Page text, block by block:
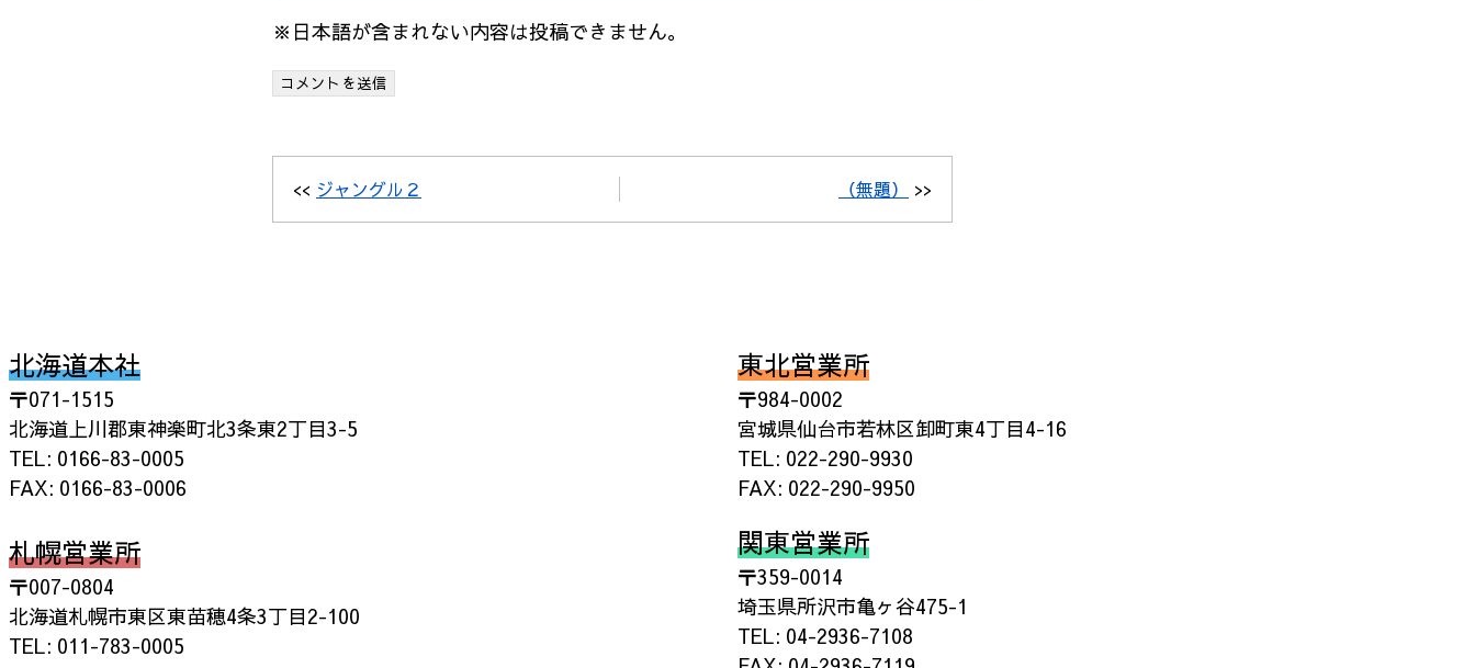
※日本語が含まれない内容は投稿できません。
<< ジャングル２ （無題） >>
北海道本社
〒071-1515
北海道上川郡東神楽町北3条東2丁目3-5
TEL: 0166-83-0005
FAX: 0166-83-0006
札幌営業所
〒007-0804
北海道札幌市東区東苗穂4条3丁目2-100
TEL: 011-783-0005
東北営業所
〒984-0002
宮城県仙台市若林区卸町東4丁目4-16
TEL: 022-290-9930
FAX: 022-290-9950
関東営業所
〒359-0014
埼玉県所沢市亀ヶ谷475-1
TEL: 04-2936-7108